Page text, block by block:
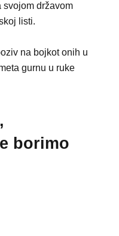
svojom državom
listi.
na bojkot onih u
gurnu u ruke
borimo